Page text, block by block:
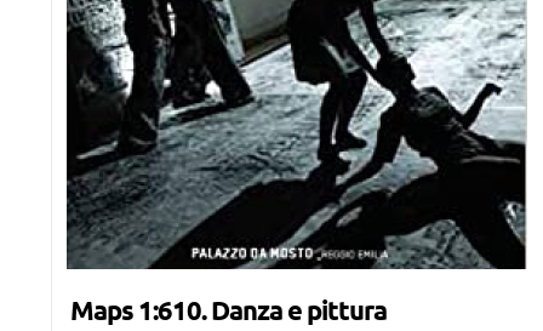
Maps 1:610. Danza e pittura